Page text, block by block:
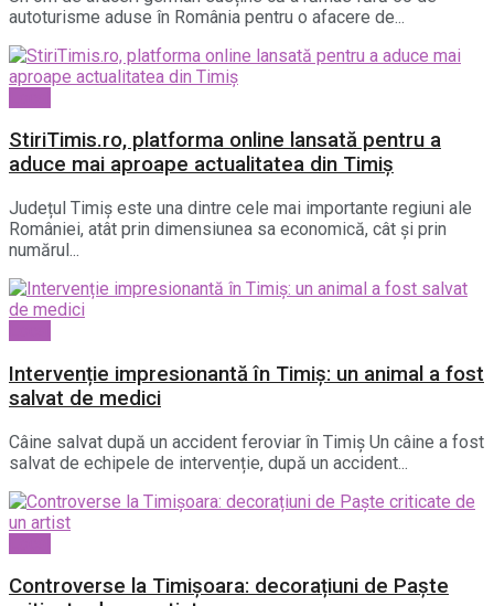
autoturisme aduse în România pentru o afacere de...
StiriTimis.ro, platforma online lansată pentru a
aduce mai aproape actualitatea din Timiș
Județul Timiș este una dintre cele mai importante regiuni ale
României, atât prin dimensiunea sa economică, cât și prin
numărul...
Intervenție impresionantă în Timiș: un animal a fost
salvat de medici
Câine salvat după un accident feroviar în Timiș Un câine a fost
salvat de echipele de intervenție, după un accident...
Controverse la Timișoara: decorațiuni de Paște